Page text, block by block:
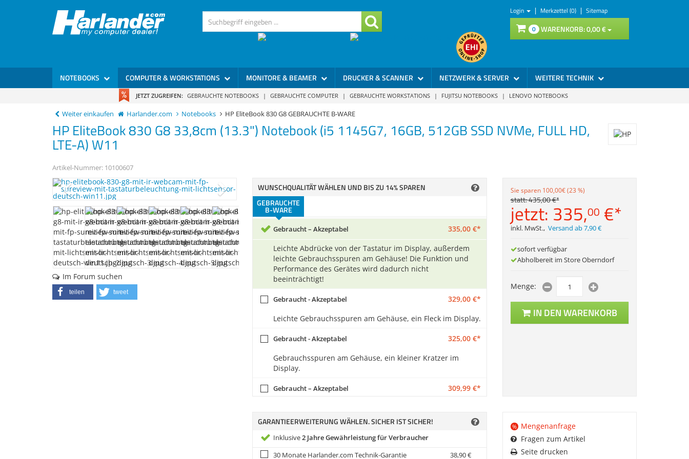
Login | Merkzettel (0) | Sitemap
0 WARENKORB:0,00€
NOTEBOOKS COMPUTER & WORKSTATIONS MONITORE & BEAMER DRUCKER & SCANNER NETZWERK & SERVER WEITERE TECHNIK
JETZT ZUGREIFEN: GEBRAUCHTE NOTEBOOKS | GEBRAUCHTE COMPUTER | GEBRAUCHTE WORKSTATIONS | FUJITSU NOTEBOOKS | LENOVO NOTEBOOKS
Weiter einkaufen Harlander.com Notebooks HP EliteBook 830 G8 GEBRAUCHTE B-WARE
HP EliteBook 830 G8 33,8cm (13.3") Notebook (i5 1145G7, 16GB, 512GB SSD NVMe, FULL HD,
LTE-A) W11
Artikel-Nummer: 10100607
Im Forum suchen
teilen tweet
WUNSCHQUALITÄT WÄHLEN UND BIS ZU 14% SPAREN
GEBRAUCHTE
B-WARE
Gebrauchsspuren am Gehäuse, ein kleiner Fleck im Display
(im Betrieb kaum sichtbar).
Gebraucht – Akzeptabel 335,00 €*
Leichte Abdrücke von der Tastatur im Display, außerdem
leichte Gebrauchsspuren am Gehäuse! Die Funktion und
Performance des Gerätes wird dadurch nicht
beeinträchtigt!
Gebraucht - Akzeptabel 329,00 €*
Leichte Gebrauchsspuren am Gehäuse, ein Fleck im Display.
Gebraucht - Akzeptabel 325,00 €*
Gebrauchsspuren am Gehäuse, ein kleiner Kratzer im
Display.
Gebraucht – Akzeptabel 309,99 €*
Display. Die Funktion und Performance des Gerätes wird
dadurch nicht beeinträchtigt!
GARANTIEERWEITERUNG WÄHLEN. SICHER IST SICHER!
Inklusive2 Jahre Gewährleistung für Verbraucher
30 Monate Harlander.com Technik-Garantie
38,90€
Sie sparen 100,00€ (23 %)
statt:435,00€*
jetzt: 335,00 €*
inkl. MwSt., Versand ab 7,90 €
sofort verfügbar
Abholbereit im Store Oberndorf
Menge:
IN DEN WARENKORB
%
Mengenanfrage
Fragen zum Artikel
Seite drucken